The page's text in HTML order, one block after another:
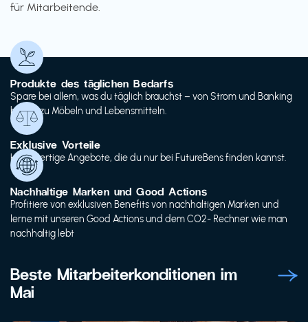
für Mitarbeitende.
Produkte des täglichen Bedarfs
Spare bei allem, was du täglich brauchst – von Strom und Banking
bis hin zu Möbeln und Lebensmitteln.
Exklusive Vorteile
Hochwertige Angebote, die du nur bei FutureBens finden kannst.
Nachhaltige Marken und Good Actions
Profitiere von exklusiven Benefits von nachhaltigen Marken und
lerne mit unseren Good Actions und dem CO2- Rechner wie man
nachhaltig lebt
Beste Mitarbeiterkonditionen im
Mai